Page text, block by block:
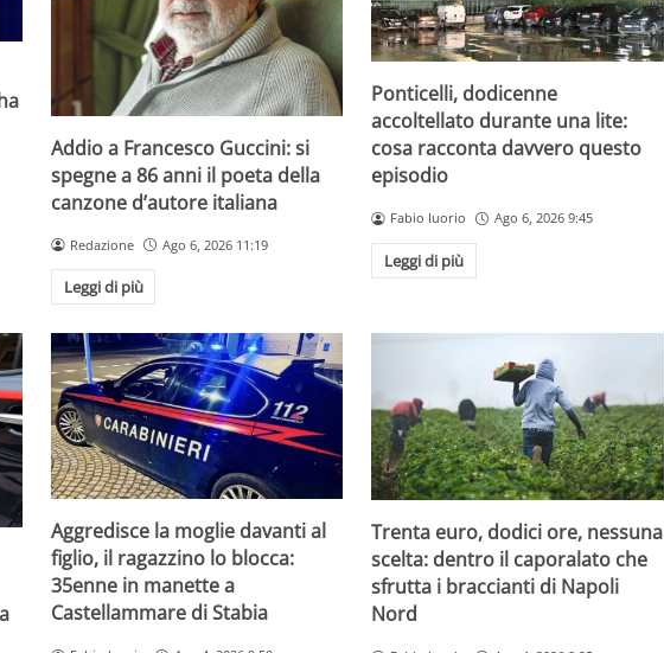
Addio a Francesco Guccini: si
spegne a 86 anni il poeta della
canzone d’autore italiana
Redazione Ago 6, 2026 11:19
Leggi di più
Ponticelli, dodicenne
accoltellato durante una lite:
cosa racconta davvero questo
episodio
Fabio Iuorio Ago 6, 2026 9:45
Leggi di più
Aggredisce la moglie davanti al
figlio, il ragazzino lo blocca:
35enne in manette a
Castellammare di Stabia
Trenta euro, dodici ore, nessuna
scelta: dentro il caporalato che
sfrutta i braccianti di Napoli
Nord